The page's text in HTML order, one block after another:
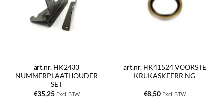
art.nr. HK2433
NUMMERPLAATHOUDER
SET
€35,25 Excl. BTW
art.nr. HK41524 VOORSTE
KRUKASKEERRING
€8,50 Excl. BTW